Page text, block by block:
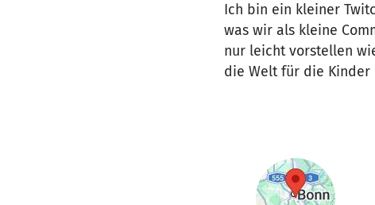
Ich bin ein kleiner
was wir als kleine
nur leicht vorstellen
die Welt für die Kinder